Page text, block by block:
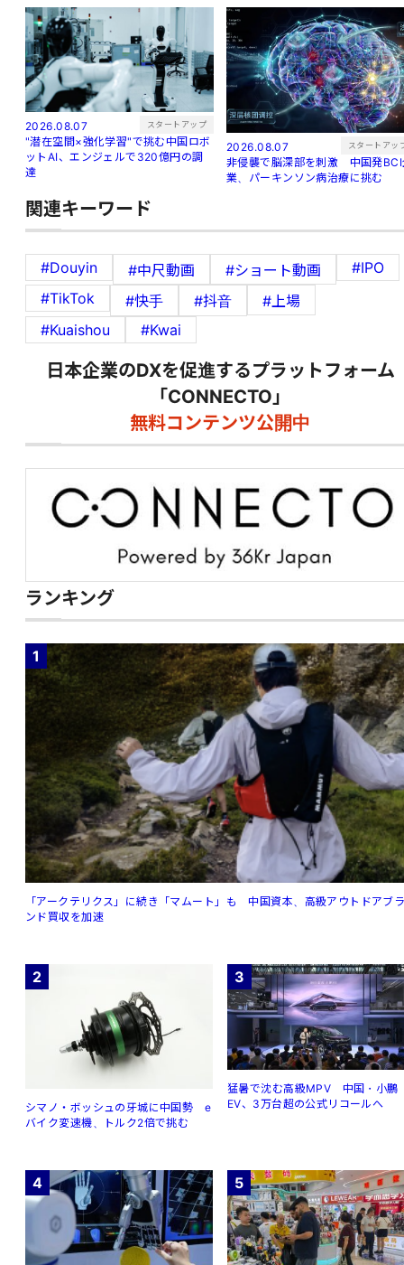
2026.08.07 スタートアップ
"潜在空間×強化学習"で挑む中国ロボ
ットAI、エンジェルで320億円の調
達
2026.08.07 スタートアッ
非侵襲で脳深部を刺激 中国発BCI
業、パーキンソン病治療に挑む
関連キーワード
#Douyin #中尺動画 #ショート動画
#IPO
#TikTok
#快手 #抖音
#上場
#Kuaishou
#Kwai
日本企業のDXを促進するプラットフォーム
「CONNECTO」
無料コンテンツ公開中
ランキング
1
「アークテリクス」に続き「マムート」も 中国資本、高級アウトドアブ
ンド買収を加速
2
シマノ・ボッシュの牙城に中国勢 e
バイク変速機、トルク2倍で挑む
3
猛暑で沈む高級MPV 中国・小鵬
EV、3万台超の公式リコールへ
4 5